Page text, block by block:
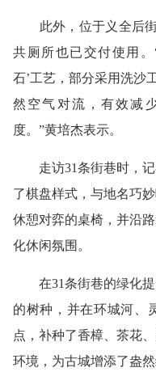
此外，位于义全后街
共厕所也已交付使用
石’工艺，部分采用洗沙
然空气对流，有效减
度。”黄培杰表示。
走访31条街巷时，记
了棋盘样式，与地名巧
休憩对弈的桌椅，并沿
化休闲氛围。
在31条街巷的绿化提
的树种，并在环城河、
点，补种了香樟、茶花
环境，为古城增添了盎然